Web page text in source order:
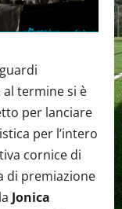
termine si è
per lanciare
per l’intero
cornice di
di premiazione
Jonica